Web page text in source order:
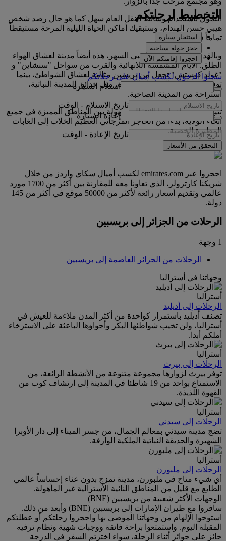
التجول باستخدام وسائط النقل العام سهل كما هو حال رصد شخص
هيبي حسن الهندام، وستبقيك أماكن الحياة الليلية المرحة مستيقظاً
تماماً في الليل.
وبالقدر الذي يعتنى به بمحبي السهر، هذه أيضاً مدينة لعشاق الهواء
الطلق. الأيام المشمسة اللانهائية والقرب من سواحل "سنشاين" و
"غولد كوستس" تجعل من بريسبن مثالية لعشاق الشواطئ، بينما
توفر المساحات الخضراء الكبيرة، مثل حدائق المدينة النباتية،
استراحة من المدينة الصاخبة.
تتيح بريسبن لزوارها الانتقال بسهولة بين المناطق المميزة في جميع
أنحاء الولاية، بدءا من الحاجز المرجاني العظيم الخلاب إلى الغابات
المطيرة الخصبة.
التخطيط لرحلتكم
استئجار سيارة
حجز جولة سياحية
احجزوا إقامتكم الآن
سجلوا الدخول لكسب أميالٍ على رحلاتكم
استلام السيارة
تاريخ الاستلام - الوقت
إعادة السيارة
تاريخ الإعادة - الوقت
التحقق من الأسعار
احجزوا عبر emirates.com لكسب أميال سكاي واردز من خلال
شريكنا كارترولر، الذي تعاونا معه للمقارنة بين أكثر من 1700 مورد
عالمي وتقديم أسعار رائعة لأكثر من 50000 موقع في أكثر من 145
دولة.
الرحلات من الجزائر إلى بريسبين
1 وجهة
الرحلات من الجزائر العاصمة إلى بريسبين
وجهاتنا في أستراليا
أستراليا
الرحلات إلى أديليد
تصنف أديليد باستمرار كواحدة من أكثر المدن ملاءمة للعيش في
أستراليا، ولن تخيب شواطئها البكر وأجواؤها الباعثة على الاسترخاء
أملكم أبدا.
أستراليا
الرحلات إلى بيرث
توفر بيرث لزوارها مجموعة متنوعة من الأنشطة الرائعة، من
الاستمتاع بواحد من 19 شاطئا في المدينة إلى ارتشاف كوب من
القهوة اللذيذة.
أستراليا
الرحلات إلى سيدني
تضج مدينة سيدني بمعالم الجمال، من جسر الميناء إلى دار الأوبرا
الشهيرة والحديقة النباتية الملكية الوارفة.
أستراليا
الرحلات إلى ملبورن
أي شيء متاح في ملبورن، مدينة تمزج بدون عناء إحساساً عالمي
الطابع مع قليل من المناطق النائية الأسترالية غير المأهولة.
الوجهات الأكثر شعبية من بريسبين (BNE)
سافروا مع طيران الإمارات إلى بريسبين (BNE) وأبعد من ذلك.
استوحوا الإلهام من وجهاتنا الموصى بها واحجزوا رحلتكم أو عطلتكم
المقبلة اليوم. واستمتعوا براحة فائقة ووجبات شهية ونظام ترفيه
حائز على جوائز أثناء الرحلة، سواء اخترتم السفر في الدرجة